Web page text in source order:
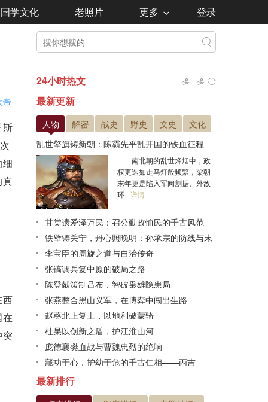
国学文化 老照片 更多 登录
帝
斯
真
24小时热文 换一换
最新更新
人物 解密 战史 野史 文史
文化
乱世擎旗铸新朝：陈霸先平乱开国的铁血征程
南北朝的乱世烽烟中，政
权更迭如走马灯般频繁，梁朝
末年更是陷入军阀割据、外敌
环 详情
甘棠遗爱泽万民：召公勤政恤民的千古风范
铁壁铸关宁，丹心照晚明：孙承宗的防线与末
路悲歌
李宝臣的周旋之道与自治传奇
张镐调兵复中原的破局之路
陈登献策制吕布，智破枭雄隐患局
张燕整合黑山义军，在博弈中闯出生路
赵葵北上复土，以地利破蒙骑
杜杲以创新之盾，护江淮山河
庞德襄樊血战与曹魏忠烈的绝响
藏功于心，护幼于危的千古仁相——丙吉
最新排行